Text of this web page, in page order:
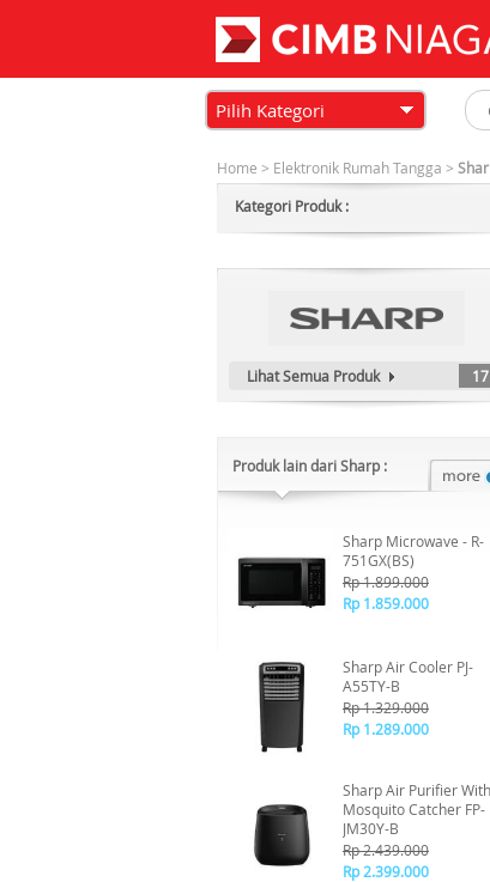
Pilih Kategori
Home > Elektronik Rumah Tangga >
Kategori Produk :
Lihat Semua Produk 17
Produk lain dari Sharp :
Sharp Microwave - R-
751GX(BS)
Rp 1.899.000
Rp 1.859.000
Sharp Air Cooler PJ-
A55TY-B
Rp 1.329.000
Rp 1.289.000
Sharp Air Purifier With
Mosquito Catcher FP-
JM30Y-B
Rp 2.439.000
Rp 2.399.000